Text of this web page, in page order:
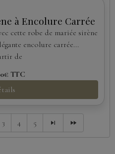
à Encolure Carrée
cette robe de mariée sirène
encolure carrée...
de
TTC
3 4 5